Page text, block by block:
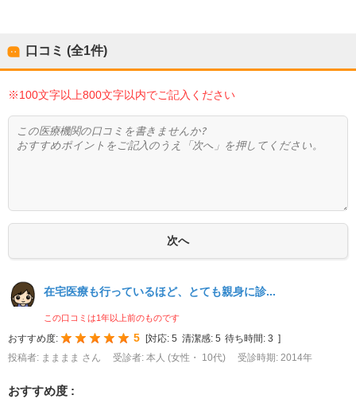
口コミ (全1件)
※100文字以上800文字以内でご記入ください
在宅医療も行っているほど、とても親身に診...
この口コミは1年以上前のものです
おすすめ度: 5 [対応: 5 清潔感: 5 待ち時間: 3 ]
投稿者: まままま さん
受診者: 本人 (女性・ 10代) 受診時期: 2014年
おすすめ度 :